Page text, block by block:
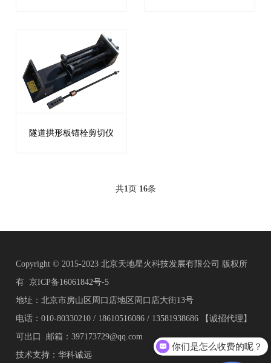
隧道拱形板锚栓剪切仪
共1页 16条
Copyright © 2015-2023 北京天地星火科技发展有限公司 版权所
有京ICP备16061842号-5
地址：北京市房山区周口店地区周口店大街13号
电话：010-80330210 / 18610516086 / 13581938686 【诚招代理】
可出口 邮箱：397173729@qq.com
技术支持：华科诚远
你们是怎么收费的呢？